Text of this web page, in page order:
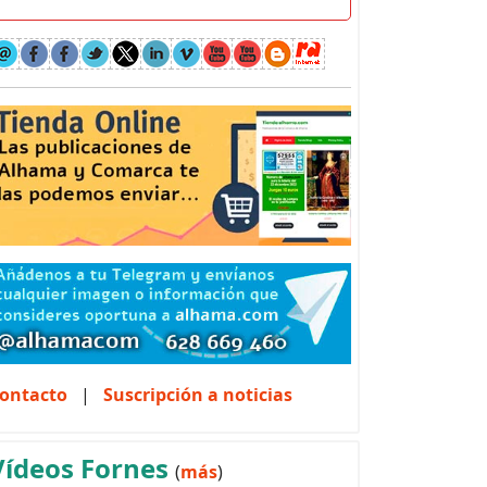
| Suscripción a noticias
Fornes (más)